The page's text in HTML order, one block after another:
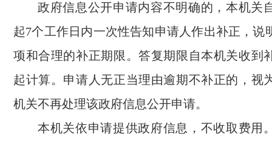
政府信息公开申请内容不明确的，本机关
起7个工作日内一次性告知申请人作出补正，说
项和合理的补正期限。答复期限自本机关收到
起计算。申请人无正当理由逾期不补正的，视
机关不再处理该政府信息公开申请。
本机关依申请提供政府信息，不收取费用